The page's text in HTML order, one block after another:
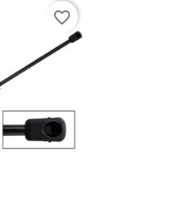
favorite_border